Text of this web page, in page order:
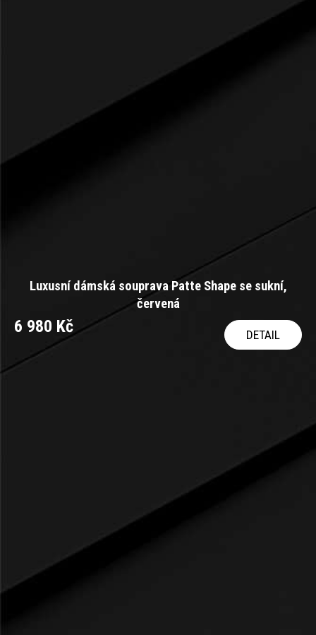
Luxusní dámská souprava Patte Shape se sukní,
červená
6 980 Kč DETAIL